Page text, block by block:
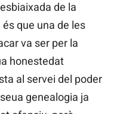
de la
que una de les
va ser per la
honestedat
al servei del poder
genealogia ja